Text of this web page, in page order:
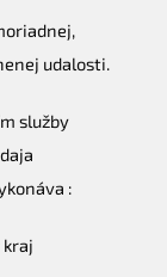
udalosti.
služby
:
kraj